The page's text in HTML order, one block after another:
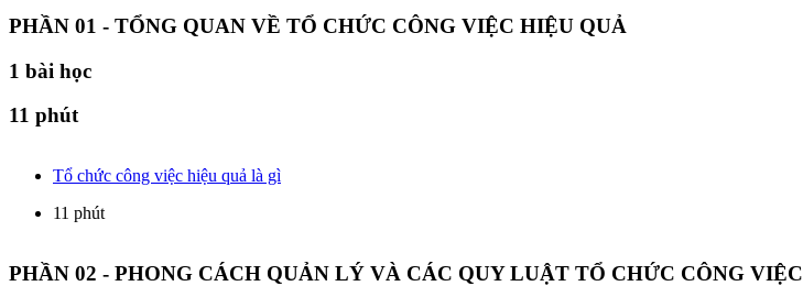
PHẦN 01 - TỔNG QUAN VỀ TỔ CHỨC CÔNG VIỆC HIỆU QUẢ
1 bài học
11 phút
Tổ chức công việc hiệu quả là gì
11 phút
PHẦN 02 - PHONG CÁCH QUẢN LÝ VÀ CÁC QUY LUẬT TỔ CHỨC CÔNG VIỆC